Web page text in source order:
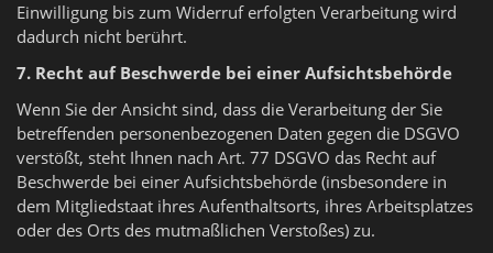
Einwilligung bis zum Widerruf erfolgten Verarbeitung wird
dadurch nicht berührt.
7. Recht auf Beschwerde bei einer Aufsichtsbehörde
Wenn Sie der Ansicht sind, dass die Verarbeitung der Sie
betreffenden personenbezogenen Daten gegen die DSGVO
verstößt, steht Ihnen nach Art. 77 DSGVO das Recht auf
Beschwerde bei einer Aufsichtsbehörde (insbesondere in
dem Mitgliedstaat ihres Aufenthaltsorts, ihres Arbeitsplatzes
oder des Orts des mutmaßlichen Verstoßes) zu.